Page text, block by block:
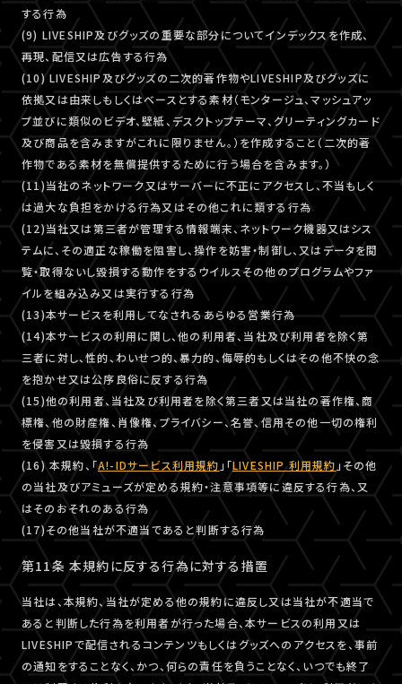
する行為
(9) LIVESHIP及びグッズの重要な部分についてインデックスを作成、
再現、配信又は広告する行為
(10) LIVESHIP及びグッズの二次的著作物やLIVESHIP及びグッズに
依拠又は由来しもしくはベースとする素材（モンタージュ、マッシュアッ
プ並びに類似のビデオ、壁紙、デスクトップテーマ、グリーティングカード
及び商品を含みますがこれに限りません。）を作成すること（二次的著
作物である素材を無償提供するために行う場合を含みます。）
(11)当社のネットワーク又はサーバーに不正にアクセスし、不当もしく
は過大な負担をかける行為又はその他これに類する行為
(12)当社又は第三者が管理する情報端末、ネットワーク機器又はシス
テムに、その適正な稼働を阻害し、操作を妨害・制御し、又はデータを閲
覧・取得ないし毀損する動作をするウイルスその他のプログラムやファ
イルを組み込み又は実行する行為
(13)本サービスを利用してなされるあらゆる営業行為
(14)本サービスの利用に関し、他の利用者、当社及び利用者を除く第
三者に対し、性的、わいせつ的、暴力的、侮辱的もしくはその他不快の念
を抱かせ又は公序良俗に反する行為
(15)他の利用者、当社及び利用者を除く第三者又は当社の著作権、商
標権、他の財産権、肖像権、プライバシー、名誉、信用その他一切の権利
を侵害又は毀損する行為
(16) 本規約、「A!-IDサービス利用規約 」「LIVESHIP 利用規約」その他
の当社及びアミューズが定める規約・注意事項等に違反する行為、又
はそのおそれのある行為
(17)その他当社が不適当であると判断する行為
第11条 本規約に反する行為に対する措置
当社は、本規約、当社が定める他の規約に違反し又は当社が不適当で
あると判断した行為を利用者が行った場合、本サービスの利用又は
LIVESHIPで配信されるコンテンツもしくはグッズへのアクセスを、事前
の通知をすることなく、かつ、何らの責任を負うことなく、いつでも終了